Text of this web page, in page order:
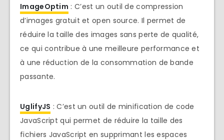
ImageOptim : C’est un outil de compression
d’images gratuit et open source. Il permet de
réduire la taille des images sans perte de qualité,
ce qui contribue à une meilleure performance et
à une réduction de la consommation de bande
passante.
UglifyJS : C’est un outil de minification de code
JavaScript qui permet de réduire la taille des
fichiers JavaScript en supprimant les espaces